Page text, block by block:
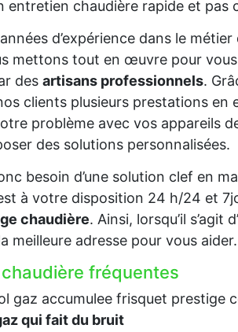
entretien chaudière rapide et pas
d’expérience dans le
mettons tout en œuvre pour
des artisans professionnels.
clients plusieurs prestations en
problème avec vos appareils
des solutions personnalisées.
besoin d’une solution clef en
à votre disposition 24 h/24 et
chaudière. Ainsi, lorsqu’il s’agit
meilleure adresse pour vous aider.
fréquentes
gaz accumulee frisquet prestige
qui fait du bruit